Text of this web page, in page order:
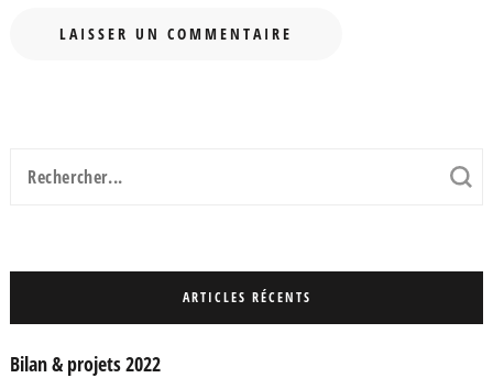
Recherche
ARTICLES RÉCENTS
Bilan & projets 2022